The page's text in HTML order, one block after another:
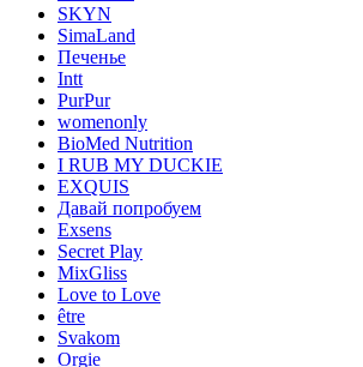
SKYN
SimaLand
Печенье
Intt
PurPur
womenonly
BioMed Nutrition
I RUB MY DUCKIE
EXQUIS
Давай попробуем
Exsens
Secret Play
MixGliss
Love to Love
être
Svakom
Orgie